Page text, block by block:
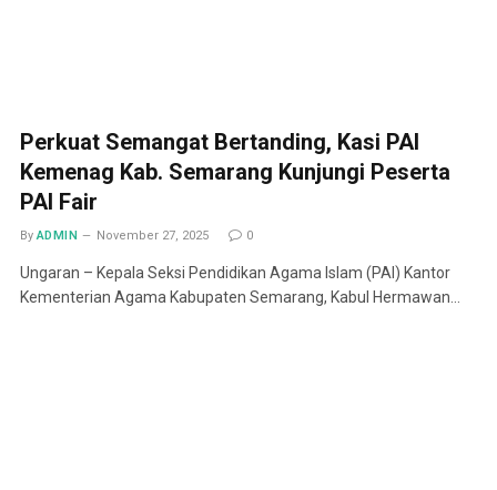
Perkuat Semangat Bertanding, Kasi PAI
Kemenag Kab. Semarang Kunjungi Peserta
PAI Fair
By ADMIN November 27, 2025 0
Ungaran – Kepala Seksi Pendidikan Agama Islam (PAI) Kantor
Kementerian Agama Kabupaten Semarang, Kabul Hermawan…